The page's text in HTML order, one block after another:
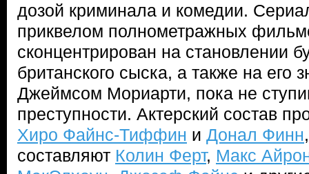
дозой криминала и комедии.
приквелом полнометражных
сконцентрирован на становлении
британского сыска, а также на его
Джеймсом Мориарти, пока не
преступности. Актерский состав
Хиро Файнс-Тиффин и Донал Финн
составляют Колин Ферт, Макс